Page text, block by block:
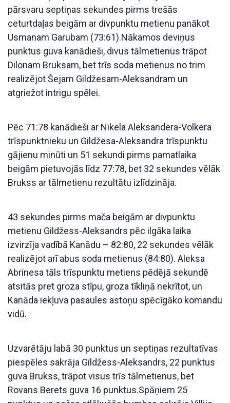
pārsvaru septiņas sekundes pirms trešās
ceturtdaļas beigām ar divpunktu metienu panākot
Usmanam Garubam (73:61).Nākamos deviņus
punktus guva kanādieši, divus tālmetienus trāpot
Dilonam Bruksam, bet trīs soda metienus no trim
realizējot Šejam Gildžesam-Aleksandram un
atgriežot intrigu spēlei.
Pēc 71:78 kanādieši ar Nikela Aleksandera-Volkera
trīspunktnieku un Gildžesa-Aleksandra trīspunktu
gājienu minūti un 51 sekundi pirms pamatlaika
beigām pietuvojās līdz 77:78, bet 32 sekundes vēlāk
Brukss ar tālmetienu rezultātu izlīdzināja.
43 sekundes pirms mača beigām ar divpunktu
metienu Gildžess-Aleksandrs pēc ilgāka laika
izvirzīja vadībā Kanādu – 82:80, 22 sekundes vēlāk
realizējot arī abus soda metienus (84:80). Aleksa
Abrinesa tāls trīspunktu metiens pēdējā sekundē
atsitās pret groza stīpu, groza tīkliņā nekrītot, un
Kanāda iekļuva pasaules astoņu spēcīgāko komandu
vidū.
Uzvarētāju labā 30 punktus un septiņas rezultatīvas
piespēles sakrāja Gildžess-Aleksandrs, 22 punktus
guva Brukss, trāpot visus trīs tālmetienus, bet
Rovans Berets guva 16 punktus.Spāņiem 25